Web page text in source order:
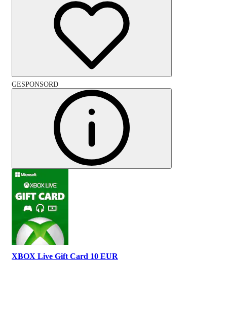
GESPONSORD
XBOX Live Gift Card 10 EUR